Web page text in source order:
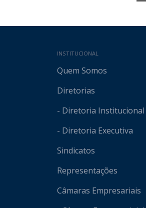
Mapa
INSTITUCIONAL
Quem Somos
Diretorias
- Diretoria Institucional
- Diretoria Executiva
Sindicatos
Representações
Câmaras Empresariais